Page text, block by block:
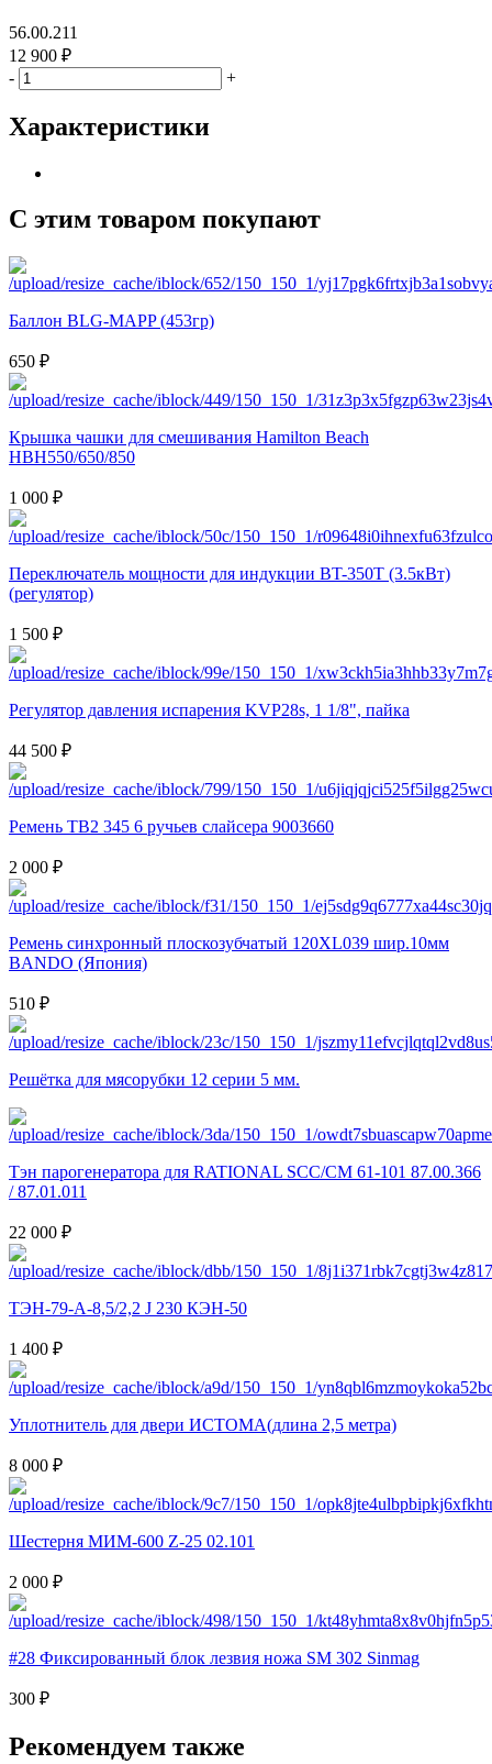
56.00.211
12 900 ₽
-
+
Характеристики
С этим товаром покупают
Баллон BLG-MAPP (453гр)
650 ₽
Крышка чашки для смешивания Hamilton Beach
HBH550/650/850
1 000 ₽
Переключатель мощности для индукции BT-350T (3.5кВт)
(регулятор)
1 500 ₽
Регулятор давления испарения KVP28s, 1 1/8", пайка
44 500 ₽
Ремень TB2 345 6 ручьев слайсера 9003660
2 000 ₽
Ремень синхронный плоскозубчатый 120XL039 шир.10мм
BANDO (Япония)
510 ₽
Решётка для мясорубки 12 серии 5 мм.
Тэн парогенератора для RATIONAL SCC/CM 61-101 87.00.366
/ 87.01.011
22 000 ₽
ТЭН-79-А-8,5/2,2 J 230 КЭН-50
1 400 ₽
Уплотнитель для двери ИСТОМА(длина 2,5 метра)
8 000 ₽
Шестерня МИМ-600 Z-25 02.101
2 000 ₽
#28 Фиксированный блок лезвия ножа SM 302 Sinmag
300 ₽
Рекомендуем также